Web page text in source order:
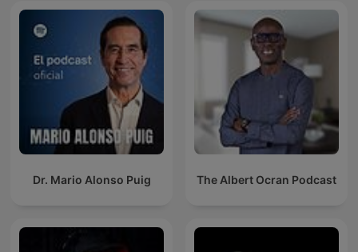
Dr. Mario Alonso Puig The Albert Ocran Podcast